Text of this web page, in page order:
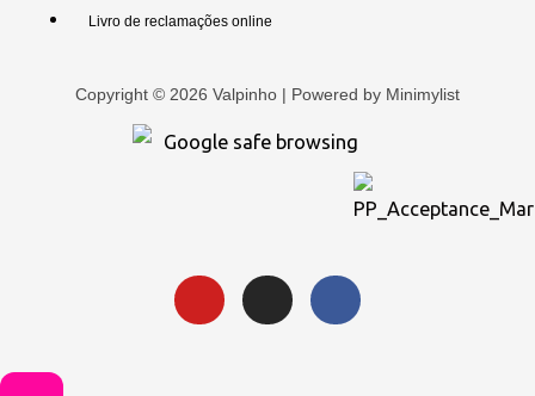
Livro de reclamações online
Copyright © 2026 Valpinho | Powered by Minimylist